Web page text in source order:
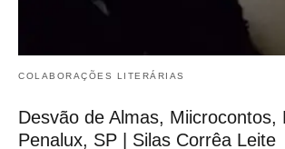
COLABORAÇÕES LITERÁRIAS
Desvão de Almas, Miicrocontos,
Penalux, SP | Silas Corrêa Leite